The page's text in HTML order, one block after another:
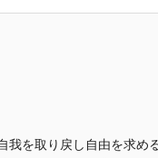
を取り戻し自由を求め